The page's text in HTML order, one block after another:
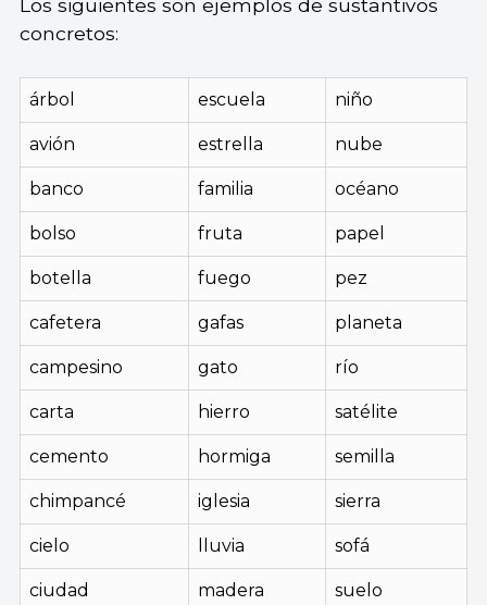
Los siguientes son ejemplos de sustantivos
concretos:
árbol escuela niño
avión estrella nube
banco familia océano
bolso fruta papel
botella fuego pez
cafetera gafas planeta
campesino gato río
carta hierro satélite
cemento hormiga semilla
chimpancé iglesia sierra
cielo lluvia sofá
ciudad madera suelo